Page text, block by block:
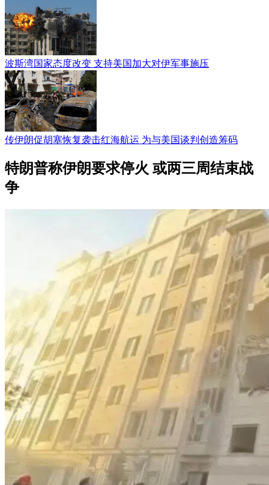
波斯湾国家态度改变 支持美国加大对伊军事施压
传伊朗促胡塞恢复袭击红海航运 为与美国谈判创造筹码
特朗普称伊朗要求停火 或两三周结束战
争